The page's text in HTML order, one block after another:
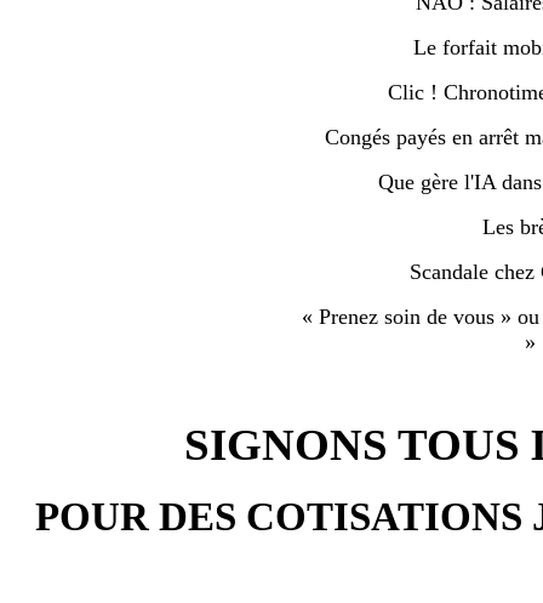
Le forfait
Clic !
Congés payés en arrêt
Que gère l'IA
Les
Scandale
« Prenez soin de vous »
»
SIGNONS
POUR DES COTISATIONS